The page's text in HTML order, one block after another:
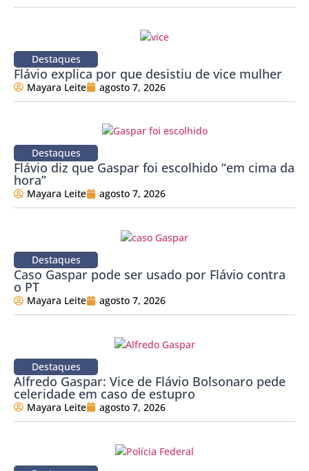
Destaques
Flávio explica por que desistiu de vice mulher
Mayara Leite agosto 7, 2026
Destaques
Flávio diz que Gaspar foi escolhido “em cima da
hora”
Mayara Leite agosto 7, 2026
Destaques
Caso Gaspar pode ser usado por Flávio contra
o PT
Mayara Leite agosto 7, 2026
Destaques
Alfredo Gaspar: Vice de Flávio Bolsonaro pede
celeridade em caso de estupro
Mayara Leite agosto 7, 2026